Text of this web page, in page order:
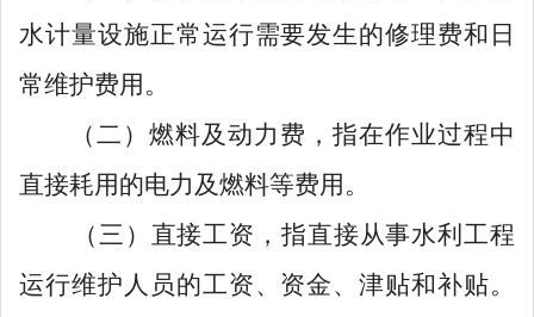
水计量设施正常运行需要发生的修理费和日
常维护费用。
（二） 燃料及动力费，指在作业过程中
直接耗用的电力 及燃料等费用。
（三） 直接工资 ，指直接从事水利工程
运行维护人员的工资、资金、津贴和补贴。